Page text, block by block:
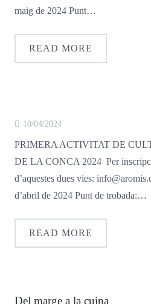
maig de 2024 Punt…
READ MORE
10/04/2024
PRIMERA ACTIVITAT DE
DE LA CONCA 2024 Per
d’aquestes dues vies:
d’abril de 2024 Punt de trobada:…
READ MORE
Del marge a la cuina